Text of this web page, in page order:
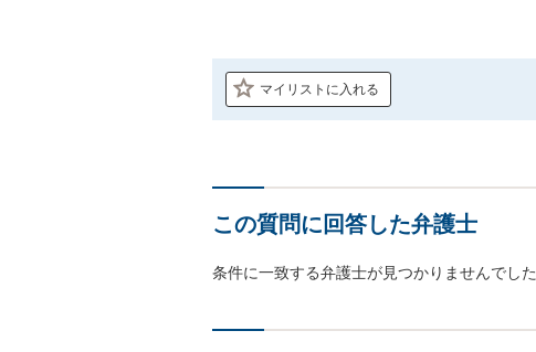
マイリストに入れる
この質問に回答した弁護士
条件に一致する弁護士が見つかりませんでした